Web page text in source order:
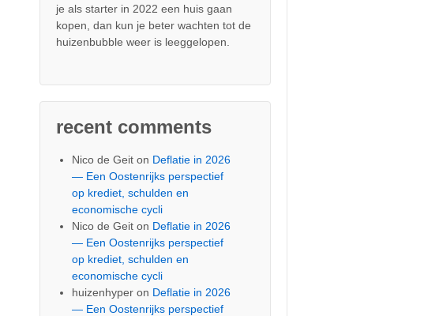
je als starter in 2022 een huis gaan
kopen, dan kun je beter wachten tot de
huizenbubble weer is leeggelopen.
recent comments
Nico de Geit on Deflatie in 2026
— Een Oostenrijks perspectief
op krediet, schulden en
economische cycli
Nico de Geit on Deflatie in 2026
— Een Oostenrijks perspectief
op krediet, schulden en
economische cycli
huizenhyper on Deflatie in 2026
— Een Oostenrijks perspectief